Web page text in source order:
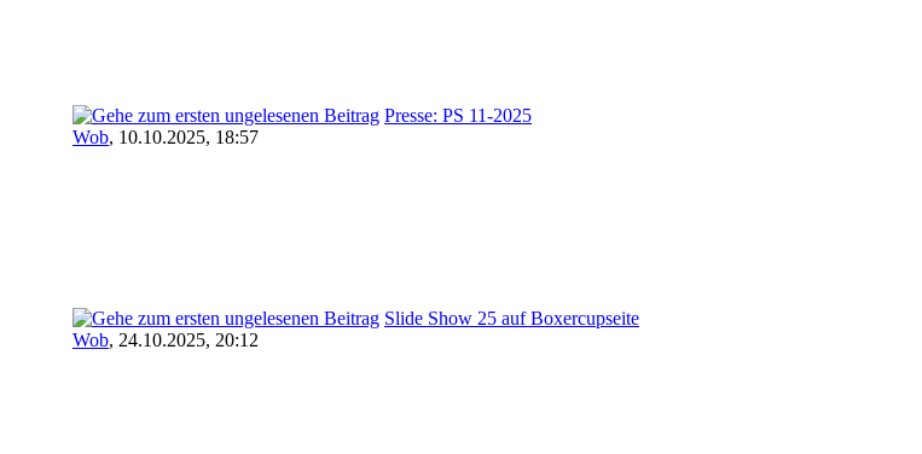
Presse: PS 11-2025
Wob, 10.10.2025, 18:57
Slide Show 25 auf Boxercupseite
Wob, 24.10.2025, 20:12